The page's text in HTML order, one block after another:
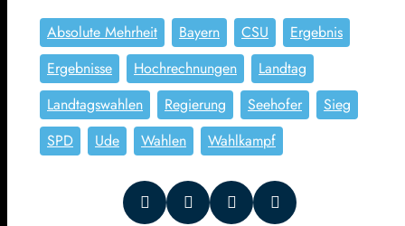
Absolute Mehrheit Bayern CSU
Ergebnis
Ergebnisse
Hochrechnungen
Landtag
Landtagswahlen
Regierung Seehofer
Sieg
SPD
Ude Wahlen Wahlkampf